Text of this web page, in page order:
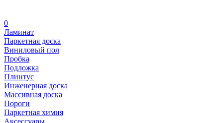
0
Ламинат
Паркетная доска
Виниловый пол
Пробка
Подложка
Плинтус
Инженерная доска
Массивная доска
Пороги
Паркетная химия
Аксессуары